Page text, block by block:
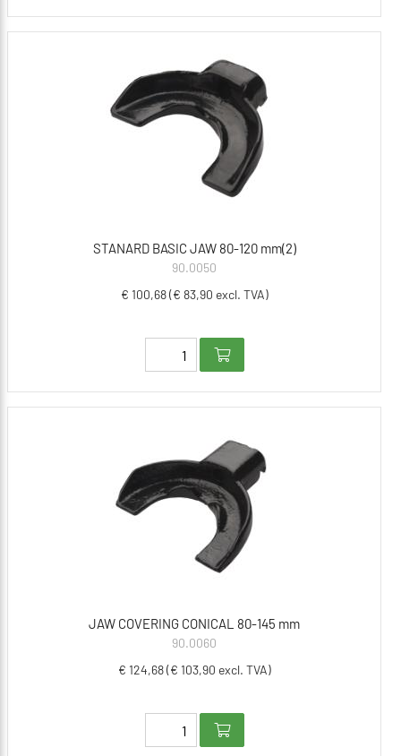
STANARD BASIC JAW 80-120 mm(2)
90.0050
€ 100,68 (€ 83,90 excl. TVA)
JAW COVERING CONICAL 80-145 mm
90.0060
€ 124,68 (€ 103,90 excl. TVA)